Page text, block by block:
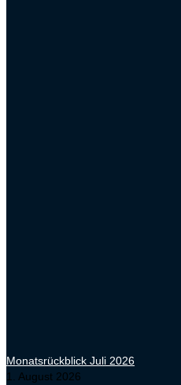
Monatsrückblick Juli 2026
1. August 2026